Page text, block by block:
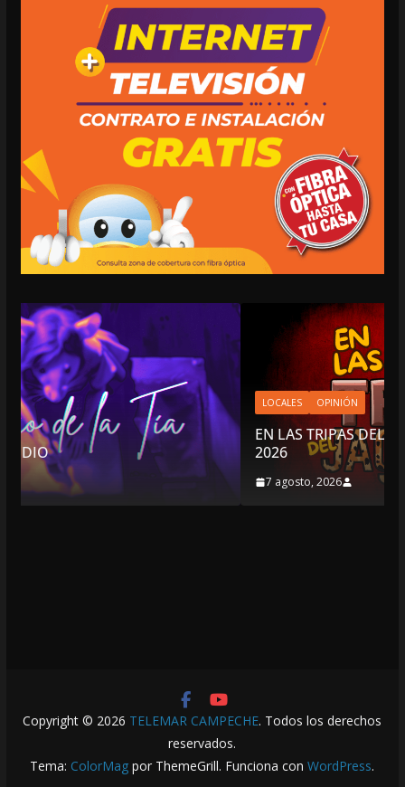
LOCALES OPINIÓN
EN LAS TRIPAS DEL JAGUAR: 07 DE AGOSTO DE
2026
Copyright © 2026 TELEMAR CAMPECHE. Todos los derechos
reservados.
Tema: ColorMag por ThemeGrill. Funciona conWordPress.